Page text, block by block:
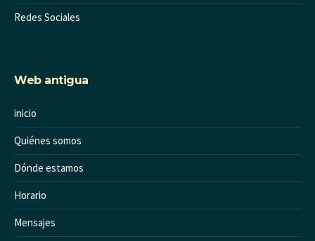
Redes Sociales
Web antigua
inicio
Quiénes somos
Dónde estamos
Horario
Mensajes